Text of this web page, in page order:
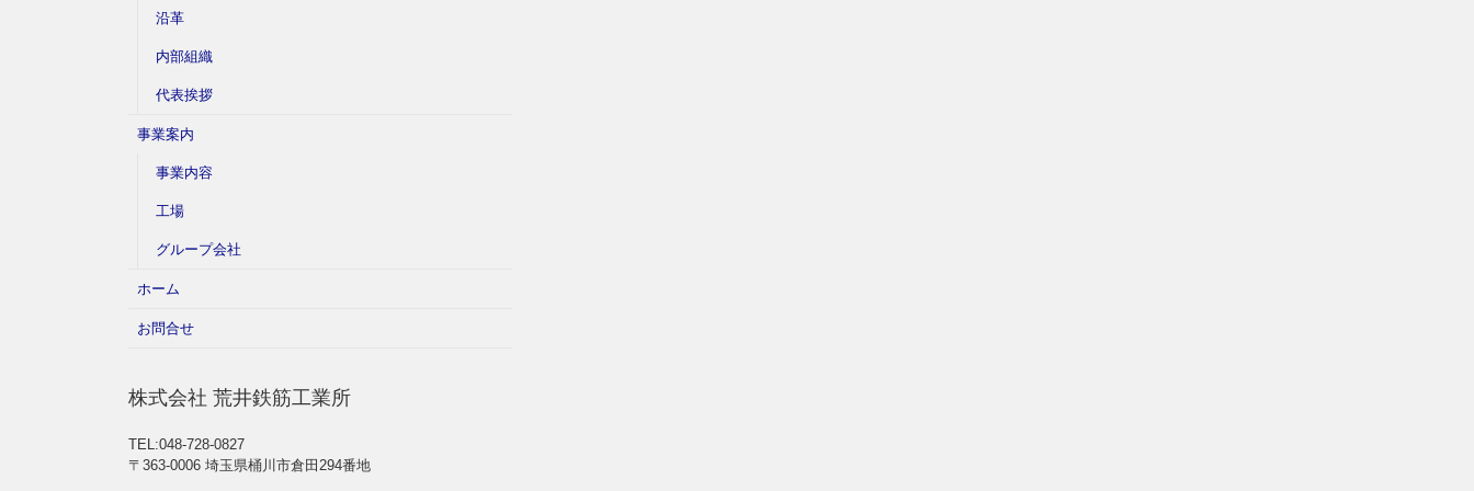
沿革
内部組織
代表挨拶
事業案内
事業内容
工場
グループ会社
ホーム
お問合せ
株式会社 荒井鉄筋工業所
TEL:048-728-0827
〒363-0006 埼玉県桶川市倉田294番地